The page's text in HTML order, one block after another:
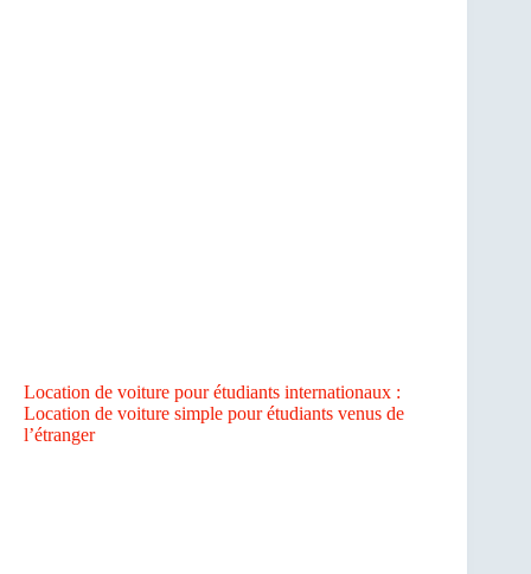
Location de voiture pour étudiants internationaux :
Location de voiture simple pour étudiants venus de
l’étranger